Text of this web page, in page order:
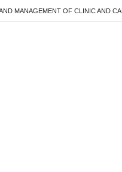
MANAGEMENT OF CLINIC AND